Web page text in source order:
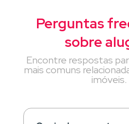
Perguntas
sobre
Encontre respostas
mais comuns
imóveis.